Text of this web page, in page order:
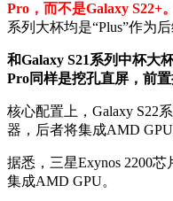
Pro，而不是Galaxy S22+。
系列大杯均是“Plus”作为后
和Galaxy S21系列中杯大
Pro同样是挖孔直屏，前置
核心配置上，Galaxy S22
器，后者将集成AMD GPU
据悉，三星Exynos 2200芯
集成AMD GPU。